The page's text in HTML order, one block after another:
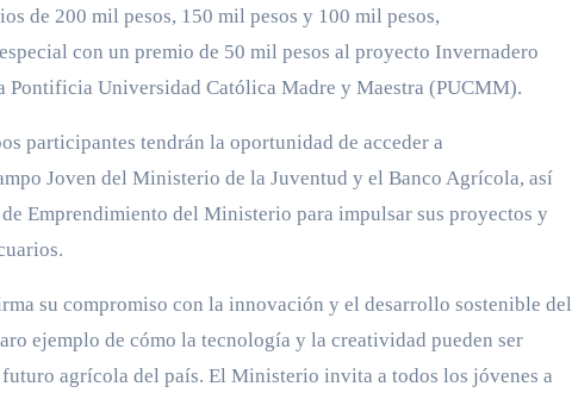
de 200 mil pesos, 150 mil pesos y 100 mil pesos,
con un premio de 50 mil pesos al proyecto Invernadero
Universidad Católica Madre y Maestra (PUCMM).
participantes tendrán la oportunidad de acceder a
Joven del Ministerio de la Juventud y el Banco Agrícola, así
Emprendimiento del Ministerio para impulsar sus proyectos y
su compromiso con la innovación y el desarrollo sostenible del
ejemplo de cómo la tecnología y la creatividad pueden ser
agrícola del país. El Ministerio invita a todos los jóvenes a